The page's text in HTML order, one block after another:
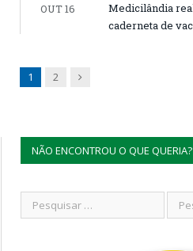
OUT 16
Medicilândia
caderneta de
1 2 Next
NÃO ENCONTROU O QUE QUERIA?